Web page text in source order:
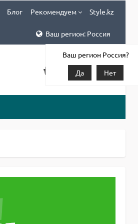
Блог Рекомендуем Style.kz
Ваш регион: Россия
Ваш регион Россия?
Да
Нет